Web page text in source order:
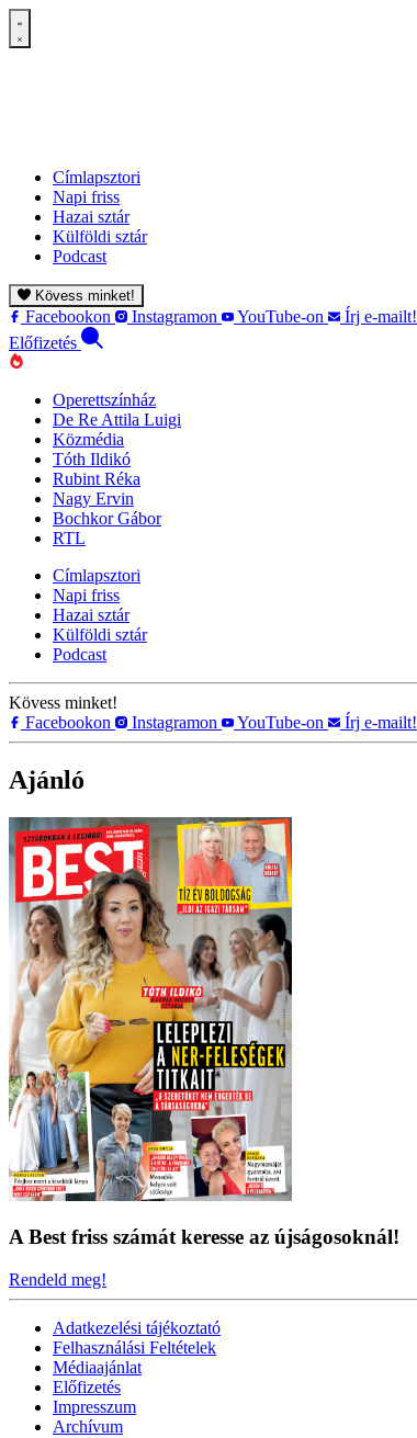
Címlapsztori
Napi friss
Hazai sztár
Külföldi sztár
Podcast
Kövess minket!
Facebookon Instagramon YouTube-on
Írj e-mailt!
Előfizetés
Operettszínház
De Re Attila Luigi
Közmédia
Tóth Ildikó
Rubint Réka
Nagy Ervin
Bochkor Gábor
RTL
Címlapsztori
Napi friss
Hazai sztár
Külföldi sztár
Podcast
Kövess minket!
Facebookon
Instagramon YouTube-on Írj e-mailt!
Ajánló
A Best friss számát keresse az újságosoknál!
Rendeld meg!
Adatkezelési tájékoztató
Felhasználási Feltételek
Médiaajánlat
Előfizetés
Impresszum
Archívum